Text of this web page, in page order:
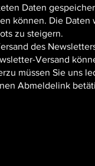
Daten
können. Die
zu steigern.
des
Versand
müssen Sie uns
Abmeldelink